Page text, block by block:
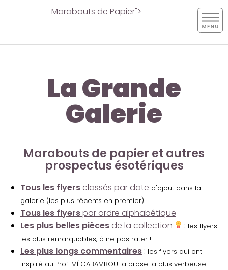
Marabouts de Papier">
La Grande
Galerie
Marabouts de papier et autres
prospectus ésotériques
Tous les flyers classés par date d'ajout dans la
galerie (les plus récents en premier)
Tous les flyerspar ordre alphabétique
Les plus belles pièces de la collection : les flyers
les plus remarquables, à ne pas rater !
Les plus longs commentaires : les flyers qui ont
inspiré au Prof. MÉGABAMBOU la prose la plus verbeuse.